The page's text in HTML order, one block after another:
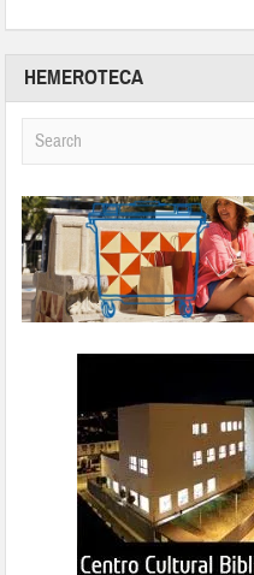
HEMEROTECA